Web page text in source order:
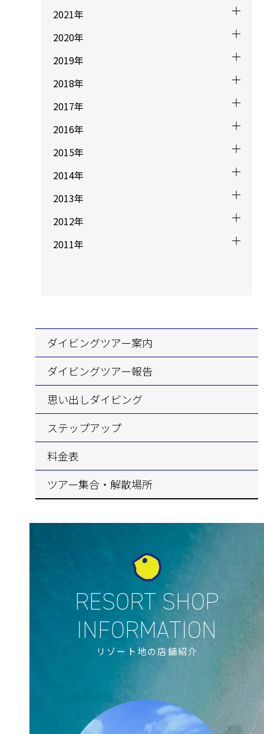
2021年
2020年
2019年
2018年
2017年
2016年
2015年
2014年
2013年
2012年
2011年
ダイビングツアー案内
ダイビングツアー報告
思い出しダイビング
ステップアップ
料金表
ツアー集合・解散場所
リゾート地の店舗紹介